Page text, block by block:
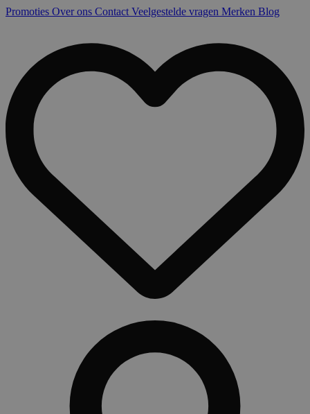
Promoties Over ons Contact Veelgestelde vragen Merken Blog